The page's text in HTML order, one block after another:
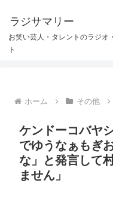
ラジサマリー
お笑い芸人・タレントのラジオ
ト
ホーム その他
ケンドーコバヤ
でゆうなぁもぎ
な」と発言して
ません」